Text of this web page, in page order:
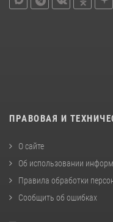
ПРАВОВАЯ И
О сайте
Об использовании
Правила обработки
Сообщить об ошибках